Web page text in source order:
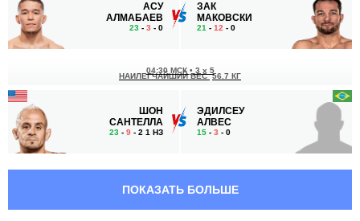
АСУ
АЛМАБАЕВ
23 - 3 - 0
ЗАК
МАКОВСКИ
21 - 12 - 0
ШОН
САНТЕЛЛА
23 - 9 - 2 1 НЗ
04:30 МСК • 3 x 5
НАИЛЕГЧАЙШИЙ ВЕС 56.7 КГ
ЭДИЛСЕУ
АЛВЕС
15 - 3 - 0
ПОКАЗАТЬ БОЛЬШЕ